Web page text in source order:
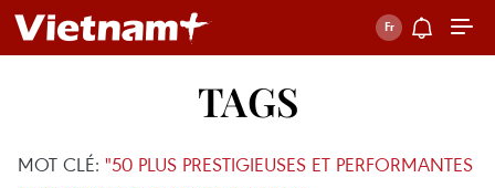
TAGS
MOT CLÉ: "50 PLUS PRESTIGIEUSES ET PERFORMANTES